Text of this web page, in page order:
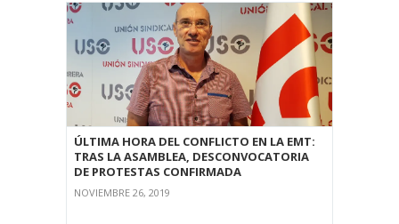
ÚLTIMA HORA DEL CONFLICTO EN LA EMT:
TRAS LA ASAMBLEA, DESCONVOCATORIA
DE PROTESTAS CONFIRMADA
NOVIEMBRE 26, 2019